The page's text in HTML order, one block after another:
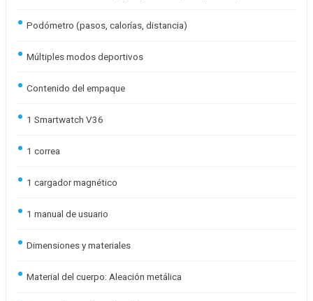
Podómetro (pasos, calorías, distancia)
Múltiples modos deportivos
Contenido del empaque
1 Smartwatch V36
1 correa
1 cargador magnético
1 manual de usuario
Dimensiones y materiales
Material del cuerpo: Aleación metálica